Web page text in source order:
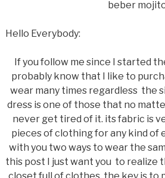
beber
Hello Everybody:
If you follow me since I started
probably know that I like to
wear many times regardless the
dress is one of those that no
never get tired of it. its fabric is
pieces of clothing for any kind of
with you two ways to wear the
this post I just want you to realize